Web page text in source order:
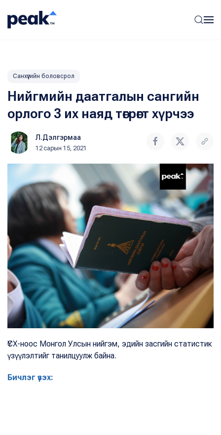
Санхүүгийн боловсрол
Нийгмийн даатгалын сангийн
орлого 3 их наяд төгрөгт хүрчээ
Л.Дэлгэрмаа
12 сарын 15, 2021
ҮСХ-ноос Монгол Улсын нийгэм, эдийн засгийн статистик
үзүүлэлтийг танилцуулж байна.
Бичлэг үзэх: